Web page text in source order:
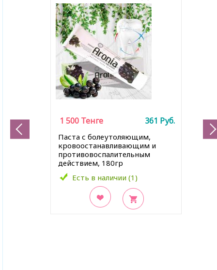
Паста с болеутоляющим,
кровоостанавливающим и
противовоспалительным
действием, 180гр
Есть в наличии (1)
1 500 Тенге 361 Руб.